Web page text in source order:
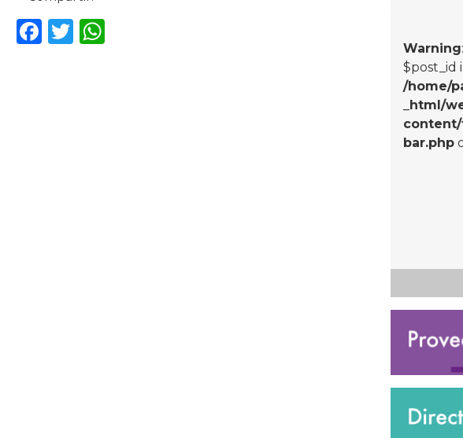
F T W
Warning
$post_id
/home/
_html/
bar.php